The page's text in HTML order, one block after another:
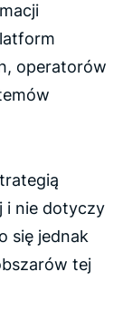
operatorów
i nie dotyczy
się jednak
tej